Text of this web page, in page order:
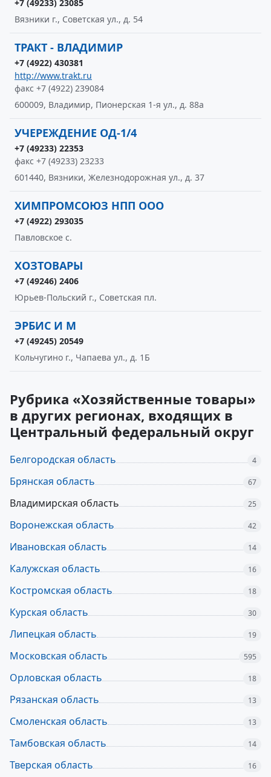
+7 (49233) 23085
Вязники г., Советская ул., д. 54
ТРАКТ - ВЛАДИМИР
+7 (4922) 430381
http://www.trakt.ru
факс +7 (4922) 239084
600009, Владимир, Пионерская 1-я ул., д. 88а
УЧЕРЕЖДЕНИЕ ОД-1/4
+7 (49233) 22353
факс +7 (49233) 23233
601440, Вязники, Железнодорожная ул., д. 37
ХИМПРОМСОЮЗ НПП ООО
+7 (4922) 293035
Павловское с.
ХОЗТОВАРЫ
+7 (49246) 2406
Юрьев-Польский г., Советская пл.
ЭРБИС И М
+7 (49245) 20549
Кольчугино г., Чапаева ул., д. 1Б
Рубрика «Хозяйственные товары»
в других регионах, входящих в
Центральный федеральный округ
Белгородская область 4
Брянская область 67
Владимирская область 25
Воронежская область 42
Ивановская область 14
Калужская область 16
Костромская область 18
Курская область 30
Липецкая область 19
Московская область 595
Орловская область 18
Рязанская область 13
Смоленская область 13
Тамбовская область 14
Тверская область 16